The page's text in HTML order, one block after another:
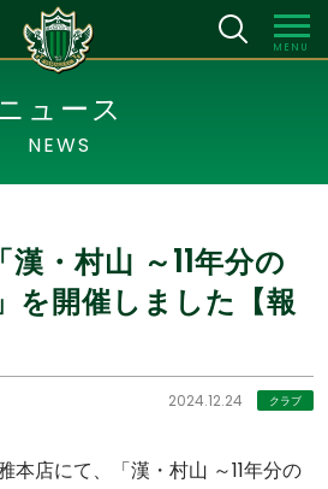
MENU
ュース
NEWS
漢・村山 ～11年分の
を開催しました【報
2024.12.24 クラブ
本店にて、「漢・村山 ～11年分の